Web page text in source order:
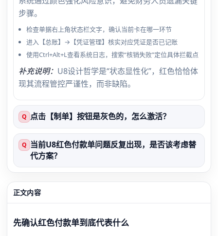
步骤。
检查单据右上角状态栏文字，确认当前卡在哪一环节
进入【总账】→【凭证管理】核实对应凭证是否已记账
使用Ctrl+Alt+L查看系统日志，搜索“核销失败”定位具体拦截点
补充说明： U8设计哲学是“状态显性化”，红色恰恰体
现其流程管控严谨性，而非缺陷。
Q 点击【制单】按钮是灰色的，怎么激活？
Q 当前U8红色付款单问题反复出现，是否该考虑替
代方案？
正文内容
先确认红色付款单到底代表什么